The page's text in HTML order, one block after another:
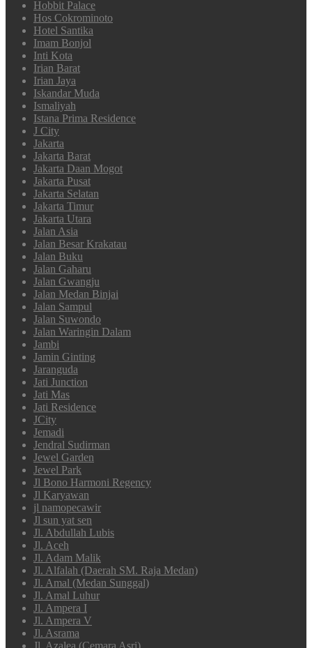
Hobbit Palace
Hos Cokrominoto
Hotel Santika
Imam Bonjol
Inti Kota
Irian Barat
Irian Jaya
Iskandar Muda
Ismaliyah
Istana Prima Residence
J City
Jakarta
Jakarta Barat
Jakarta Daan Mogot
Jakarta Pusat
Jakarta Selatan
Jakarta Timur
Jakarta Utara
Jalan Asia
Jalan Besar Krakatau
Jalan Buku
Jalan Gaharu
Jalan Gwangju
Jalan Medan Binjai
Jalan Sampul
Jalan Suwondo
Jalan Waringin Dalam
Jambi
Jamin Ginting
Jaranguda
Jati Junction
Jati Mas
Jati Residence
JCity
Jemadi
Jendral Sudirman
Jewel Garden
Jewel Park
Jl Bono Harmoni Regency
Jl Karyawan
jl namopecawir
Jl sun yat sen
Jl. Abdullah Lubis
Jl. Aceh
Jl. Adam Malik
Jl. Alfalah (Daerah SM. Raja Medan)
Jl. Amal (Medan Sunggal)
Jl. Amal Luhur
Jl. Ampera I
Jl. Ampera V
Jl. Asrama